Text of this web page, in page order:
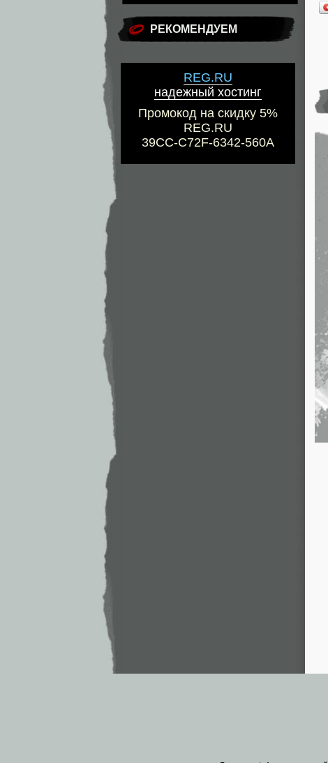
РЕКОМЕНДУЕМ
REG.RU
надежный хостинг
Промокод на скидку 5%
REG.RU
39CC-C72F-6342-560A